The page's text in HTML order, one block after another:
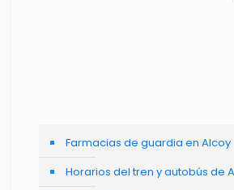
Farmacias de guardia en Alcoy
Horarios del tren y autobús de